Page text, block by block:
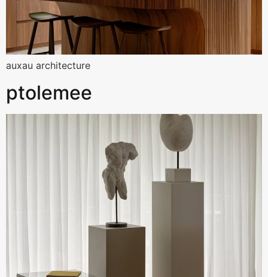
auxau architecture
ptolemee